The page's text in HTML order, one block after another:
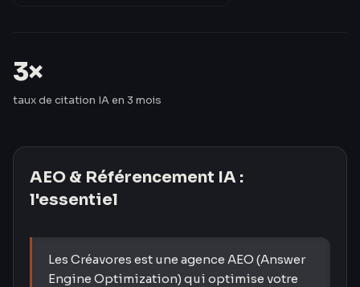
3×
taux de citation IA en 3 mois
AEO & Référencement IA :
l'essentiel
Les Créavores est une agence AEO (Answer
Engine Optimization) qui optimise votre